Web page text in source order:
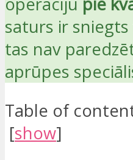
saturs ir
tas nav
aprūpes
Table of
[show]